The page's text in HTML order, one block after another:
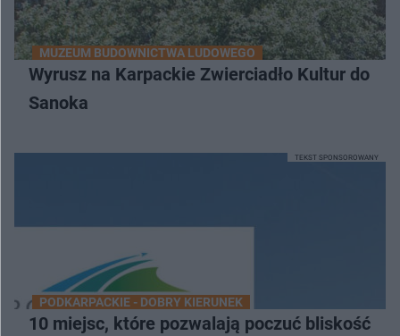
MUZEUM BUDOWNICTWA LUDOWEGO
Wyrusz na Karpackie Zwierciadło Kultur do
Sanoka
PODKARPACKIE - DOBRY KIERUNEK
10 miejsc, które pozwalają poczuć bliskość
TEKST SPONSOROWANY